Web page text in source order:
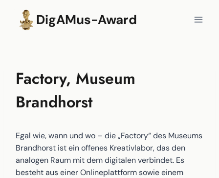
springen
DigAMus-Award
Factory, Museum
Brandhorst
Egal wie, wann und wo – die „Factory“ des Museums
Brandhorst ist ein offenes Kreativlabor, das den
analogen Raum mit dem digitalen verbindet. Es
besteht aus einer Onlineplattform sowie einem